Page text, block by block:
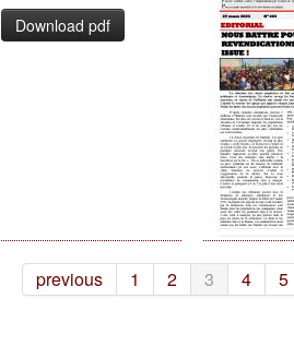
Download pdf
previous 1 2 3 4 5